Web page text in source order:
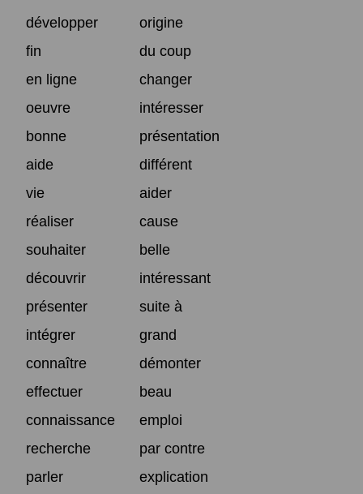
développer
origine
fin
du coup
en ligne
changer
oeuvre
intéresser
bonne
présentation
aide
différent
vie
aider
réaliser
cause
souhaiter
belle
découvrir
intéressant
présenter
suite à
intégrer
grand
connaître
démonter
effectuer
beau
connaissance
emploi
recherche
par contre
parler
explication